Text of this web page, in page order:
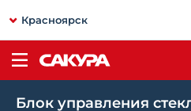
Красноярск
Блок управления